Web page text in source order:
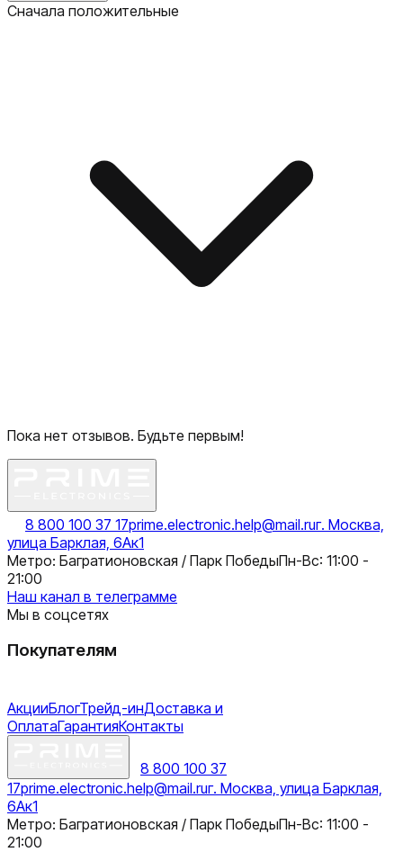
Сначала положительные
Пока нет отзывов. Будьте первым!
8 800 100 37 17prime.electronic.help@mail.ruг. Москва,
улица Барклая, 6Ак1
Метро: Багратионовская / Парк ПобедыПн-Вс: 11:00 -
21:00
Наш канал в телеграмме
Мы в соцсетях
Покупателям
АкцииБлогТрейд-инДоставка и
ОплатаГарантияКонтакты
8 800 100 37
17prime.electronic.help@mail.ruг. Москва, улица Барклая,
6Ак1
Метро: Багратионовская / Парк ПобедыПн-Вс: 11:00 -
21:00